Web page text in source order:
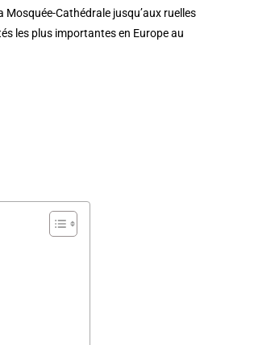
Cathédrale jusqu’aux ruelles
les plus importantes en Europe au